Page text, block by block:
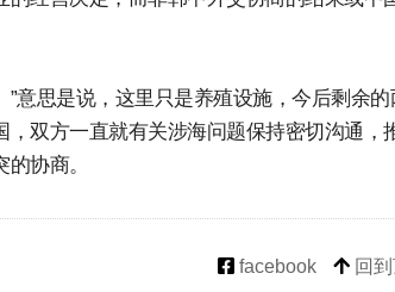
意思是说，这里只是养殖设施，今后剩余的
双方一直就有关涉海问题保持密切沟通，
协商。
facebook
回